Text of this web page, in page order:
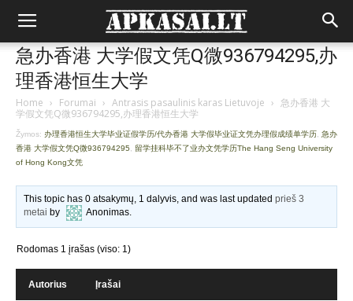
急办香港 大学假文凭Q微936794295,办
理香港恒生大学
Home › Forumai › Antrasis pasaulinis karas Lietuvoje › 急办香港 大
学假文凭Q微936794295,办理香港恒生大学
Žymos: 办理香港恒生大学毕业证假学历/代办香港 大学假毕业证文凭办理假成绩单学历 急办
香港 大学假文凭Q微936794295
留学挂科毕不了业办文凭学历The Hang Seng University
of Hong Kong文凭
This topic has 0 atsakymų, 1 dalyvis, and was last updatedprieš 3
metai by Anonimas.
Rodomas 1 įrašas (viso: 1)
Autorius Įrašai